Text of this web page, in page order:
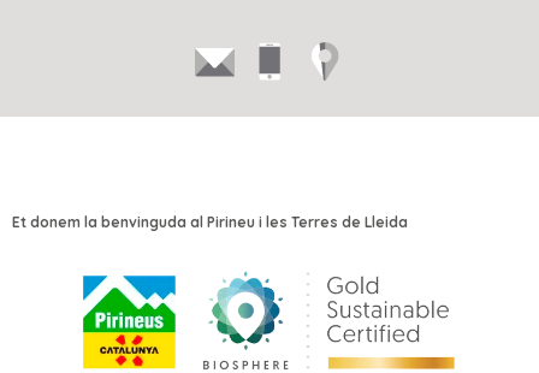
Et donem la benvinguda al Pirineu i les Terres de Lleida